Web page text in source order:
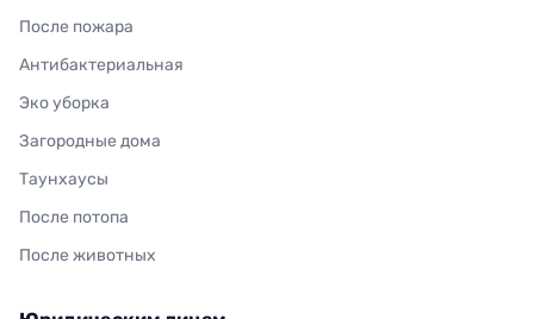
После пожара
Антибактериальная
Эко уборка
Загородные дома
Таунхаусы
После потопа
После животных